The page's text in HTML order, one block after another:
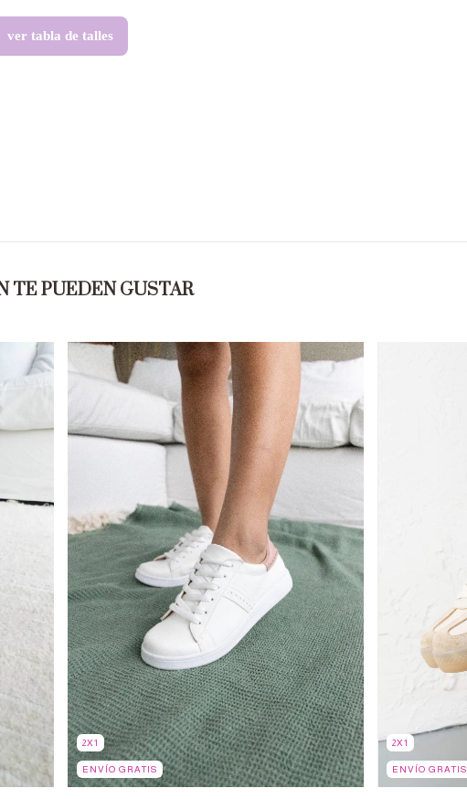
ver tabla de talles
TE PUEDEN GUSTAR
2X1
ENVÍO GRATIS
2X1
ENVÍO GRATIS